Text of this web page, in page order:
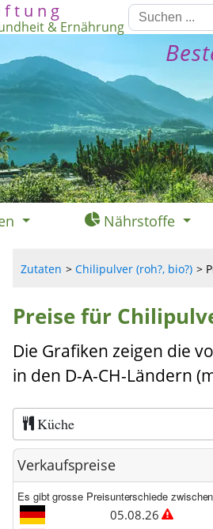
f t u n g
& Ernährung
Nährstoffe
Zutaten Chilipulver (roh?, bio?)
Preise für
Die Grafiken zeigen die
in den D-A-CH-Ländern
Küche
Verkaufspreise
Es gibt grosse Preisunterschiede
05.08.26